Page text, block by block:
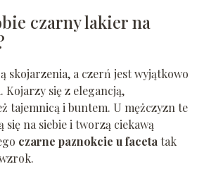
czarny lakier na
skojarzenia, a czerń jest wyjątkowo
Kojarzy się z elegancją,
tajemnicą i buntem. U mężczyzn te
się na siebie i tworzą ciekawą
czarne paznokcie u facetatak